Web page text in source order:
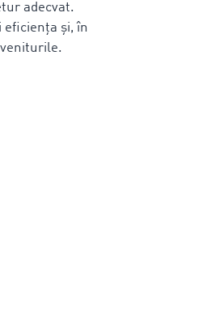
adecvat.
eficiența și, în